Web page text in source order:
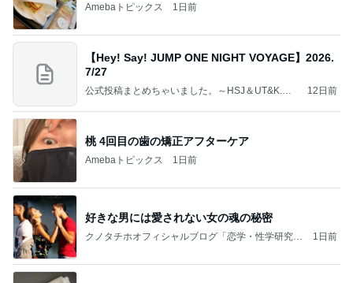
Amebaトピックス 1日前
【Hey! Say! JUMP ONE NIGHT VOYAGE】2026.
7/27
公式投稿まとめちゃいました。～HSJ＆UT&K.O.
12日前
桃 4回目の歯の矯正アフターケア
Amebaトピックス 1日前
好きな男には愛されない女の魂の秘密
クノタチホオフィシャルブログ「恋学・性学研究
1日前